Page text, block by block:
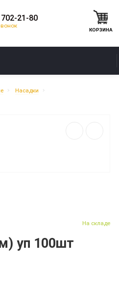
21-80
КОРЗИНА
Насадки
уп 100шт
На складе